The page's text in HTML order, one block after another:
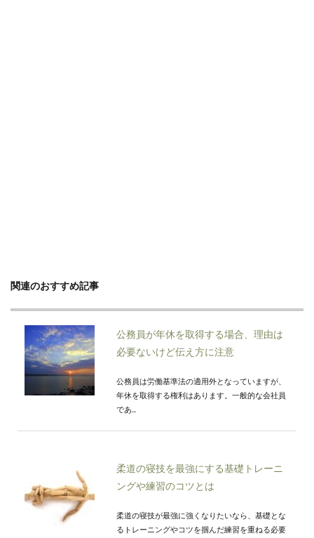
関連のおすすめ記事
公務員が年休を取得する場合、理由は
必要ないけど伝え方に注意
公務員は労働基準法の適用外となっていますが、
年休を取得する権利はあります。一般的な会社員
であ...
柔道の寝技を最強にする基礎トレーニ
ングや練習のコツとは
柔道の寝技が最強に強くなりたいなら、基礎とな
るトレーニングやコツを掴んだ練習を重ねる必要